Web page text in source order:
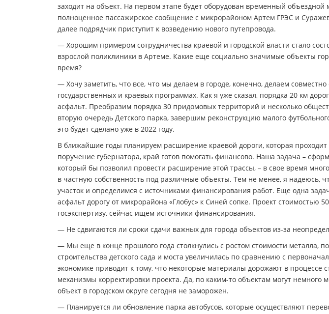
заходит на объект. На первом этапе будет оборудован временный объездной
полноценное пассажирское сообщение с микрорайоном Артем ГРЭС и
далее подрядчик приступит к возведению нового путепровода.
— Хорошим примером сотрудничества краевой и городской власти стало
взрослой поликлиники в Артеме. Какие еще социально значимые объекты
время?
— Хочу заметить, что все, что мы делаем в городе, конечно, делаем
государственных и краевых программах. Как я уже сказал, порядка 20 км
асфальт. Преобразим порядка 30 придомовых территорий и несколько
вторую очередь Детского парка, завершим реконструкцию малого
это будет сделано уже в 2022 году.
В ближайшие годы планируем расширение краевой дороги, которая проходит
поручение губернатора, край готов помогать финансово. Наша задача –
который бы позволил провести расширение этой трассы, – в свое время
в частную собственность под различные объекты. Тем не менее, я надеюсь,
участок и определимся с источниками финансирования работ. Еще одна
асфальт дорогу от микрорайона «Глобус» к Синей сопке. Проект стоимостью
госэкспертизу, сейчас ищем источники финансирования.
— Не сдвигаются ли сроки сдачи важных для города объектов из-за
— Мы еще в конце прошлого года столкнулись с ростом стоимости металла,
строительства детского сада и моста увеличилась по сравнению с
экономике приводит к тому, что некоторые материалы дорожают в процессе
механизмы корректировки проекта. Да, по каким-то объектам могут немного
объект в городском округе сегодня не заморожен.
— Планируется ли обновление парка автобусов, которые осуществляют